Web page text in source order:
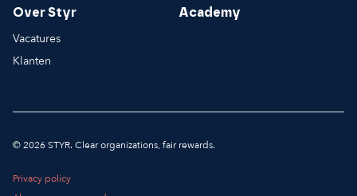
Over Styr
Vacatures
Klanten
Academy
© 2026 STYR. Clear organizations, fair rewards.
Privacy policy